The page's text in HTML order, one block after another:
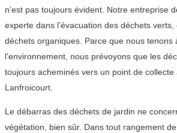
n’est pas toujours évident. Notre entreprise
experte dans l’évacuation des déchets
déchets organiques. Parce que nous tenons
l’environnement, nous prévoyons que les
toujours acheminés vers un point de collecte
Lanfroicourt.
Le débarras des déchets de jardin ne
végétation, bien sûr. Dans tout rangement